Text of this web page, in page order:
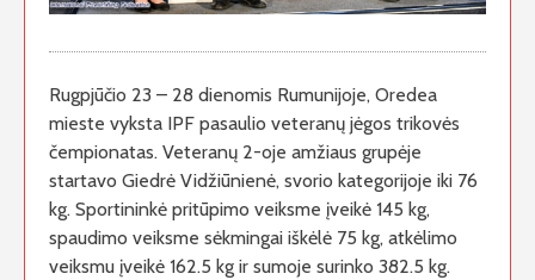
Rugpjūčio 23 – 28 dienomis Rumunijoje, Oredea
mieste vyksta IPF pasaulio veteranų jėgos trikovės
čempionatas. Veteranų 2-oje amžiaus grupėje
startavo Giedrė Vidžiūnienė, svorio kategorijoje iki 76
kg. Sportininkė pritūpimo veiksme įveikė 145 kg,
spaudimo veiksme sėkmingai iškėlė 75 kg, atkėlimo
veiksmu įveikė 162.5 kg ir sumoje surinko 382.5 kg.